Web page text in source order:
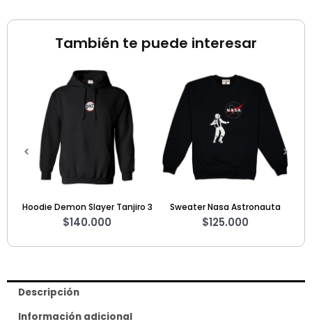
También te puede interesar
Tanjiro 3 Sweater Nasa Astronauta
$125.000
Camiseta The Beatles 5
$60.000
Descripción
Información adicional